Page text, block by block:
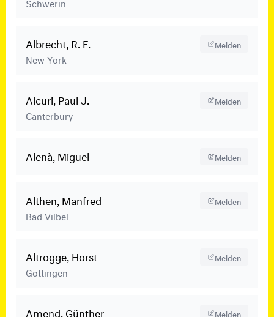
Albrecht, R. F.
New York
Melden
Alcuri, Paul J.
Canterbury
Melden
Alenà, Miguel Melden
Althen, Manfred
Bad Vilbel
Melden
Altrogge, Horst
Göttingen
Melden
Amend, Günther Melden